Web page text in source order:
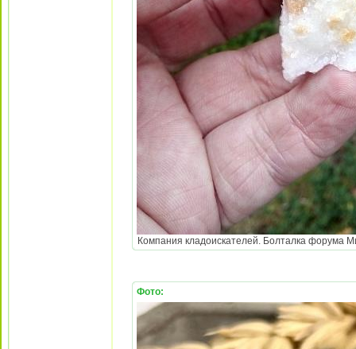
Компания кладоискателей. Болталка форума
Фото: